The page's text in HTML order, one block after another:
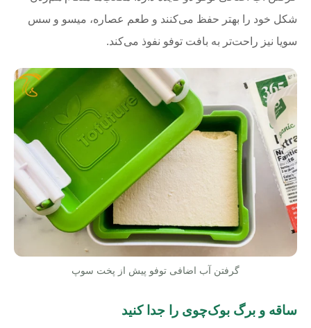
شکل خود را بهتر حفظ می‌کنند و طعم عصاره، میسو و سس
سویا نیز راحت‌تر به بافت توفو نفوذ می‌کند.
گرفتن آب اضافی توفو پیش از پخت سوپ
ساقه و برگ بوک‌چوی را جدا کنید